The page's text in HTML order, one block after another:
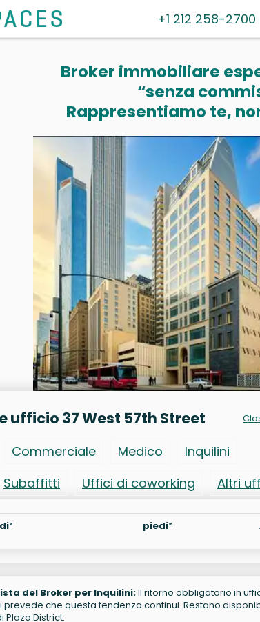
+1 212 258-2700
Broker immobiliare
“senza
Rappresentiamo te,
ufficio 37 West 57th Street
Commerciale Medico
Inquilini
Subaffitti Uffici di coworking Altri
piedi²
del Broker per Inquilini:Il ritorno obbligatorio in
prevede che questa tendenza continui. Restano
Plaza District.